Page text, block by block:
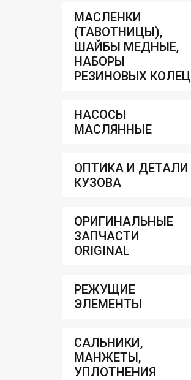
МАСЛЕНКИ
(ТАВОТНИЦЫ),
ШАЙБЫ МЕДНЫЕ,
НАБОРЫ
РЕЗИНОВЫХ КОЛЕЦ
НАСОСЫ
МАСЛЯННЫЕ
ОПТИКА И ДЕТАЛИ
КУЗОВА
ОРИГИНАЛЬНЫЕ
ЗАПЧАСТИ
ORIGINAL
РЕЖУЩИЕ
ЭЛЕМЕНТЫ
САЛЬНИКИ,
МАНЖЕТЫ,
УПЛОТНЕНИЯ